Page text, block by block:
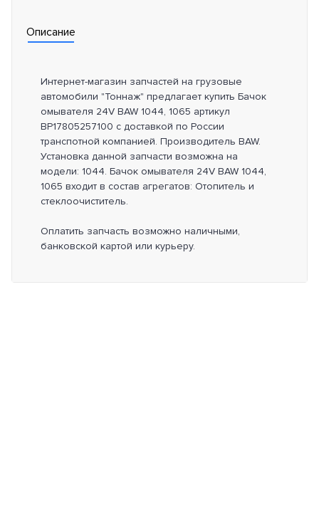
Описание
Интернет-магазин запчастей на грузовые
автомобили "Тоннаж" предлагает купить Бачок
омывателя 24V BAW 1044, 1065 артикул
BP17805257100 с доставкой по России
транспотной компанией. Производитель BAW.
Установка данной запчасти возможна на
модели: 1044. Бачок омывателя 24V BAW 1044,
1065 входит в состав агрегатов: Отопитель и
стеклоочиститель.
Оплатить запчасть возможно наличными,
банковской картой или курьеру.